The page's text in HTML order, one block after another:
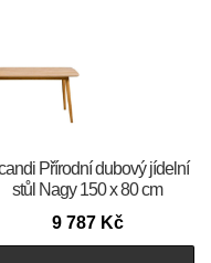
Přírodní dubový jídelní
stůl Nagy 150 x 80 cm
9 787 Kč